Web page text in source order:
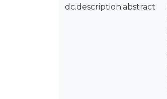
dc.description.abstract